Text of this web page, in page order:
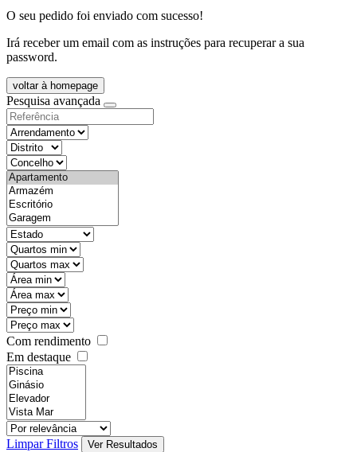
O seu pedido foi enviado com sucesso!
Irá receber um email com as instruções para recuperar a sua
password.
voltar à homepage
Pesquisa avançada
Com rendimento
Em destaque
Limpar Filtros Ver Resultados